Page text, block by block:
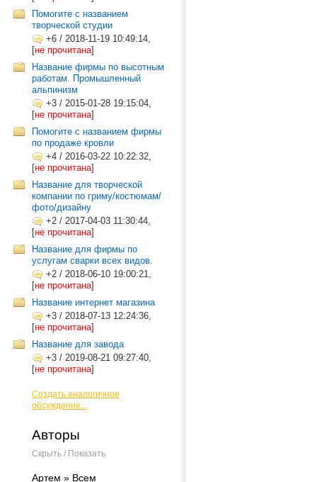
Помогите с названием
творческой студии
+6 / 2018-11-19 10:49:14,
[не прочитана]
Название фирмы по высотным
работам. Промышленный
альпинизм
+3 / 2015-01-28 19:15:04,
[не прочитана]
Помогите с названием фирмы
по продаже кровли
+4 / 2016-03-22 10:22:32,
[не прочитана]
Название для творческой
компании по гриму/костюмам/
фото/дизайну
+2 / 2017-04-03 11:30:44,
[не прочитана]
Название для фирмы по
услугам сварки всех видов.
+2 / 2018-06-10 19:00:21,
[не прочитана]
Название интернет магазина
+3 / 2018-07-13 12:24:36,
[не прочитана]
Название для завода
+3 / 2019-08-21 09:27:40,
[не прочитана]
Создать аналогичное
обсуждение...
Авторы
Скрыть / Показать
Артем » Всем